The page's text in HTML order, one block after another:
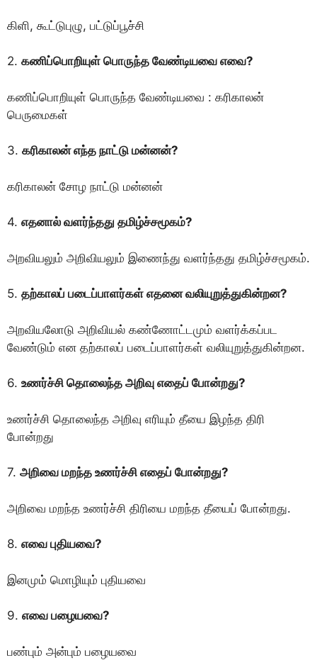
கிளி, கூட்டுபுழு, பட்டுப்பூச்சி
2. கணிப்பொறியுள் பொருந்த வேண்டியவை எவை?
கணிப்பொறியுள் பொருந்த வேண்டியவை : கரிகாலன்
பெருமைகள்
3. கரிகாலன் எந்த நாட்டு மன்னன்?
கரிகாலன் சோழ நாட்டு மன்னன்
4. எதனால் வளர்ந்தது தமிழ்ச்சமூகம்?
அறவியலும் அறிவியலும் இணைந்து வளர்ந்தது தமிழ்ச்சமூகம்.
5. தற்காலப் படைப்பாளர்கள் எதனை வலியுறுத்துகின்றன?
அறவியலாேடு அறிவியல் கண்ணோட்டமும் வளர்க்கப்பட
வேண்டும் என தற்காலப் படைப்பாளர்கள் வலியுறுத்துகின்றன.
6. உணர்ச்சி தொலைந்த அறிவு எதைப் போன்றது?
உணர்ச்சி தொலைந்த அறிவு எரியும் தீயை இழந்த திரி
போன்றது
7. அறிவை மறந்த உணர்ச்சி எதைப் போன்றது?
அறிவை மறந்த உணர்ச்சி திரியை மறந்த தீயைப் போன்றது.
8. எவை புதியவை?
இனமும் மொழியும் புதியவை
9. எவை பழையவை?
பண்பும் அன்பும் பழையவை